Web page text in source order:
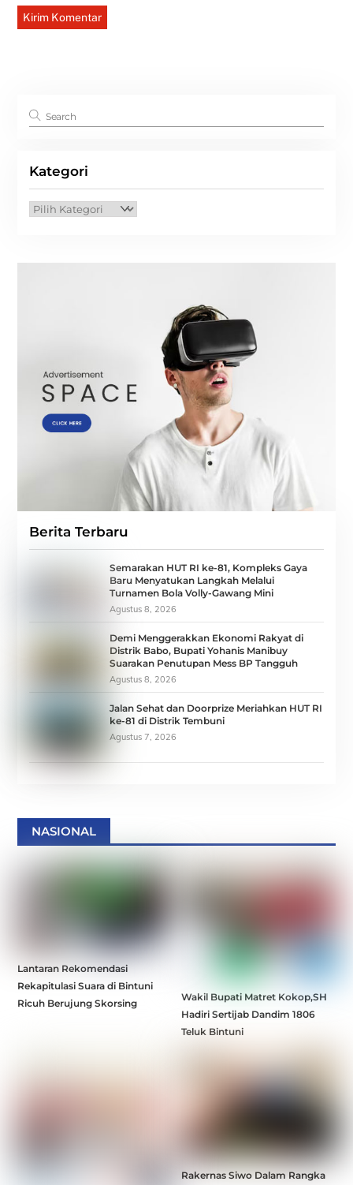
Kategori
Kategori
Berita Terbaru
Semarakan HUT RI ke-81, Kompleks Gaya
Baru Menyatukan Langkah Melalui
Turnamen Bola Volly-Gawang Mini
Agustus 8, 2026
Demi Menggerakkan Ekonomi Rakyat di
Distrik Babo, Bupati Yohanis Manibuy
Suarakan Penutupan Mess BP Tangguh
Agustus 8, 2026
Jalan Sehat dan Doorprize Meriahkan HUT RI
ke-81 di Distrik Tembuni
Agustus 7, 2026
NASIONAL
Lantaran Rekomendasi
Rekapitulasi Suara di Bintuni
Ricuh Berujung Skorsing
Wakil Bupati Matret Kokop,SH
Hadiri Sertijab Dandim 1806
Teluk Bintuni
Rakernas Siwo Dalam Rangka